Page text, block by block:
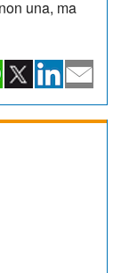
una, ma